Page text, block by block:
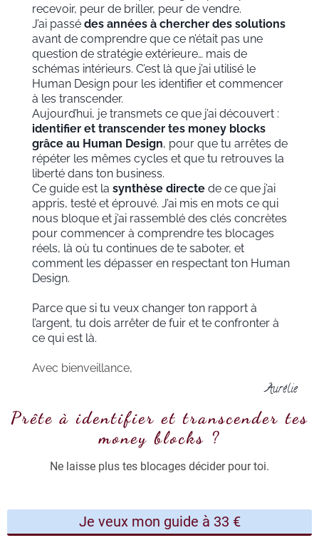
recevoir, peur de briller, peur de vendre.
J’ai passé des années à chercher des solutions
avant de comprendre que ce n’était pas une
question de stratégie extérieure… mais de
schémas intérieurs. C’est là que j’ai utilisé le
Human Design pour les identifier et commencer
à les transcender.
Aujourd’hui, je transmets ce que j’ai découvert :
identifier et transcender tes money blocks
grâce au Human Design, pour que tu arrêtes de
répéter les mêmes cycles et que tu retrouves la
liberté dans ton business.
Ce guide est la synthèse directe de ce que j’ai
appris, testé et éprouvé. J’ai mis en mots ce qui
nous bloque et j’ai rassemblé des clés concrètes
pour commencer à comprendre tes blocages
réels, là où tu continues de te saboter, et
comment les dépasser en respectant ton Human
Design.
Parce que si tu veux changer ton rapport à
l’argent, tu dois arrêter de fuir et te confronter à
ce qui est là.
Avec bienveillance,
Aurélie
Prête à identifier et transcender tes
money blocks ?
Ne laisse plus tes blocages décider pour toi.
Je veux mon guide à 33 €